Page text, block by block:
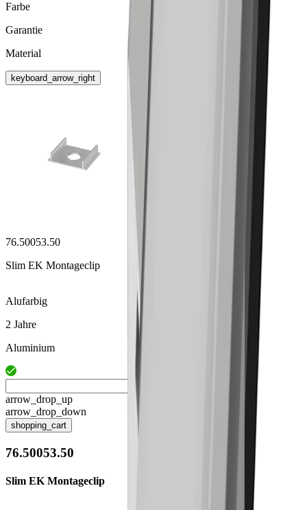
Farbe
Garantie
Material
keyboard_arrow_right
76.50053.50
Slim EK Montageclip
Alufarbig
2 Jahre
Aluminium
arrow_drop_up
arrow_drop_down
shopping_cart
76.50053.50
Slim EK Montageclip